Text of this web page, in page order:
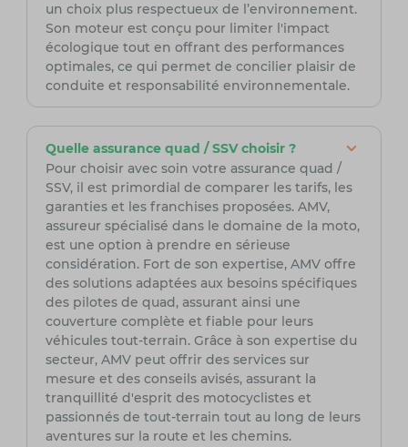
un choix plus respectueux de l’environnement.
Son moteur est conçu pour limiter l'impact
écologique tout en offrant des performances
optimales, ce qui permet de concilier plaisir de
conduite et responsabilité environnementale.
Quelle assurance quad / SSV choisir ?
Pour choisir avec soin votre assurance quad /
SSV, il est primordial de comparer les tarifs, les
garanties et les franchises proposées. AMV,
assureur spécialisé dans le domaine de la moto,
est une option à prendre en sérieuse
considération. Fort de son expertise, AMV offre
des solutions adaptées aux besoins spécifiques
des pilotes de quad, assurant ainsi une
couverture complète et fiable pour leurs
véhicules tout-terrain. Grâce à son expertise du
secteur, AMV peut offrir des services sur
mesure et des conseils avisés, assurant la
tranquillité d'esprit des motocyclistes et
passionnés de tout-terrain tout au long de leurs
aventures sur la route et les chemins.